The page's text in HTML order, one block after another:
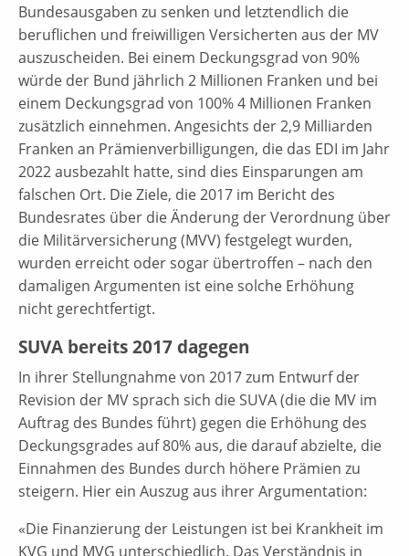
Bundesausgaben zu senken und letztendlich die
beruflichen und freiwilligen Versicherten aus der MV
auszuscheiden. Bei einem Deckungsgrad von 90%
würde der Bund jährlich 2 Millionen Franken und bei
einem Deckungsgrad von 100% 4 Millionen Franken
zusätzlich einnehmen. Angesichts der 2,9 Milliarden
Franken an Prämienverbilligungen, die das EDI im Jahr
2022 ausbezahlt hatte, sind dies Einsparungen am
falschen Ort. Die Ziele, die 2017 im Bericht des
Bundesrates über die Änderung der Verordnung über
die Militärversicherung (MVV) festgelegt wurden,
wurden erreicht oder sogar übertroffen – nach den
damaligen Argumenten ist eine solche Erhöhung
nicht gerechtfertigt.
SUVA bereits 2017 dagegen
In ihrer Stellungnahme von 2017 zum Entwurf der
Revision der MV sprach sich die SUVA (die die MV im
Auftrag des Bundes führt) gegen die Erhöhung des
Deckungsgrades auf 80% aus, die darauf abzielte, die
Einnahmen des Bundes durch höhere Prämien zu
steigern. Hier ein Auszug aus ihrer Argumentation:
«Die Finanzierung der Leistungen ist bei Krankheit im
KVG und MVG unterschiedlich. Das Verständnis in